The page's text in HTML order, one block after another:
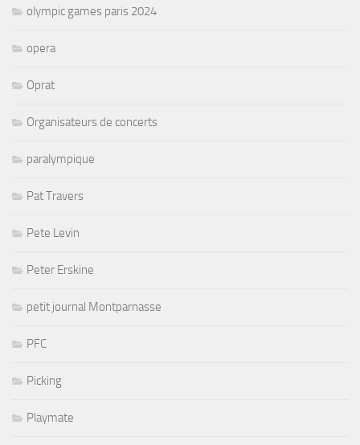
olympic games paris 2024
opera
Oprat
Organisateurs de concerts
paralympique
Pat Travers
Pete Levin
Peter Erskine
petit journal Montparnasse
PFC
Picking
Playmate